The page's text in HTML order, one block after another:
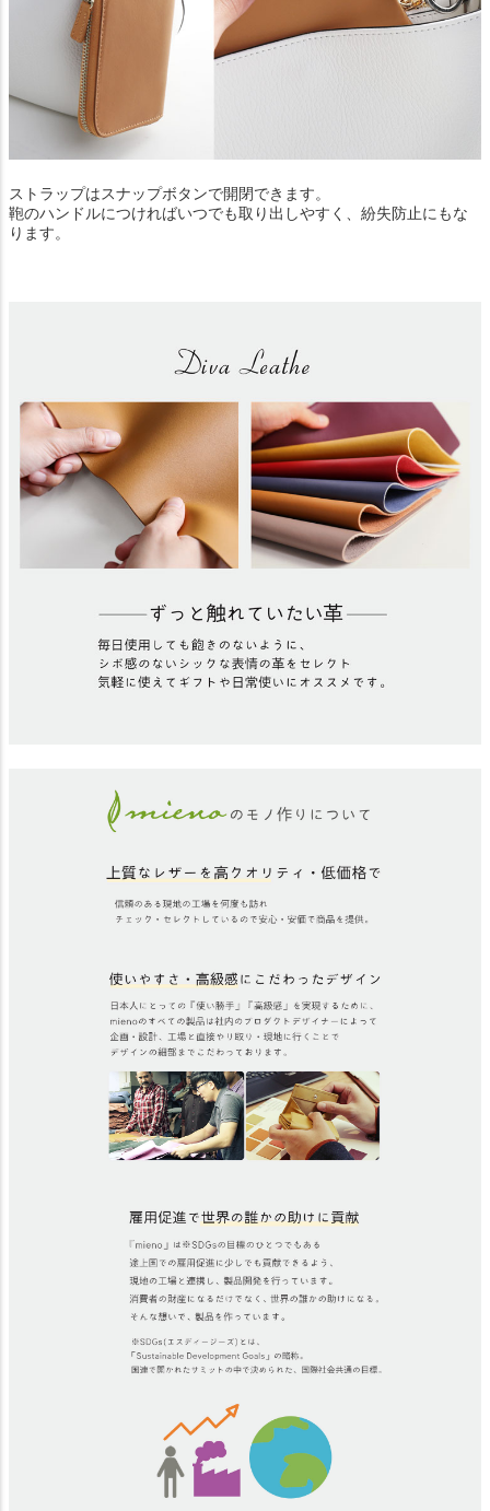
ストラップはスナップボタンで開閉できます。
鞄のハンドルにつければいつでも取り出しやすく、紛失防止にもな
ります。